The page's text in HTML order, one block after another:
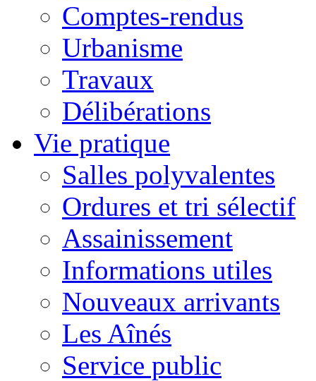
Comptes-rendus
Urbanisme
Travaux
Délibérations
Vie pratique
Salles polyvalentes
Ordures et tri sélectif
Assainissement
Informations utiles
Nouveaux arrivants
Les Aînés
Service public